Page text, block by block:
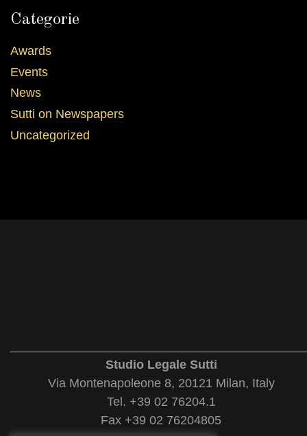
Categorie
Awards
Events
News
Sutti on Newspapers
Uncategorized
Studio Legale Sutti
Via Montenapoleone 8, 20121 Milan, Italy
Tel. +39 02 76204.1
Fax +39 02 76204805